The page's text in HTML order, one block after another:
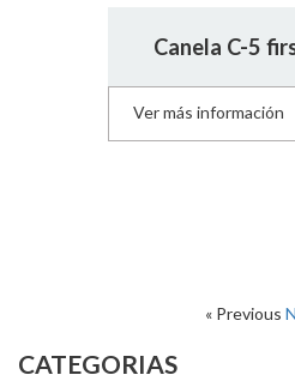
Canela C-5
Ver más información
« Previous
CATEGORIAS